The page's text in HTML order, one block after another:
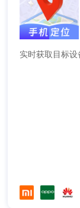
实时获取目标